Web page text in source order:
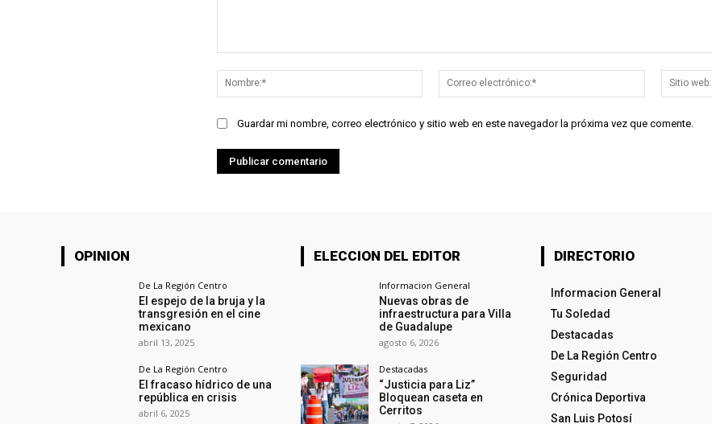
Nombre:*
Correo
electrónico:*
Guardar mi nombre, correo electrónico y sitio web en este navegador la próxima vez que comente.
OPINION
De La Región Centro
El espejo de la bruja y la
transgresión en el cine
mexicano
abril 13, 2025
De La Región Centro
El fracaso hídrico de una
república en crisis
abril 6, 2025
ELECCION DEL EDITOR
Informacion General
Nuevas obras de
infraestructura para Villa
de Guadalupe
agosto 6, 2026
Destacadas
“Justicia para Liz”
Bloquean caseta en
Cerritos
DIRECTORIO
Informacion General
Tu Soledad
Destacadas
De La Región Centro
Seguridad
Crónica Deportiva
San Luis Potosí